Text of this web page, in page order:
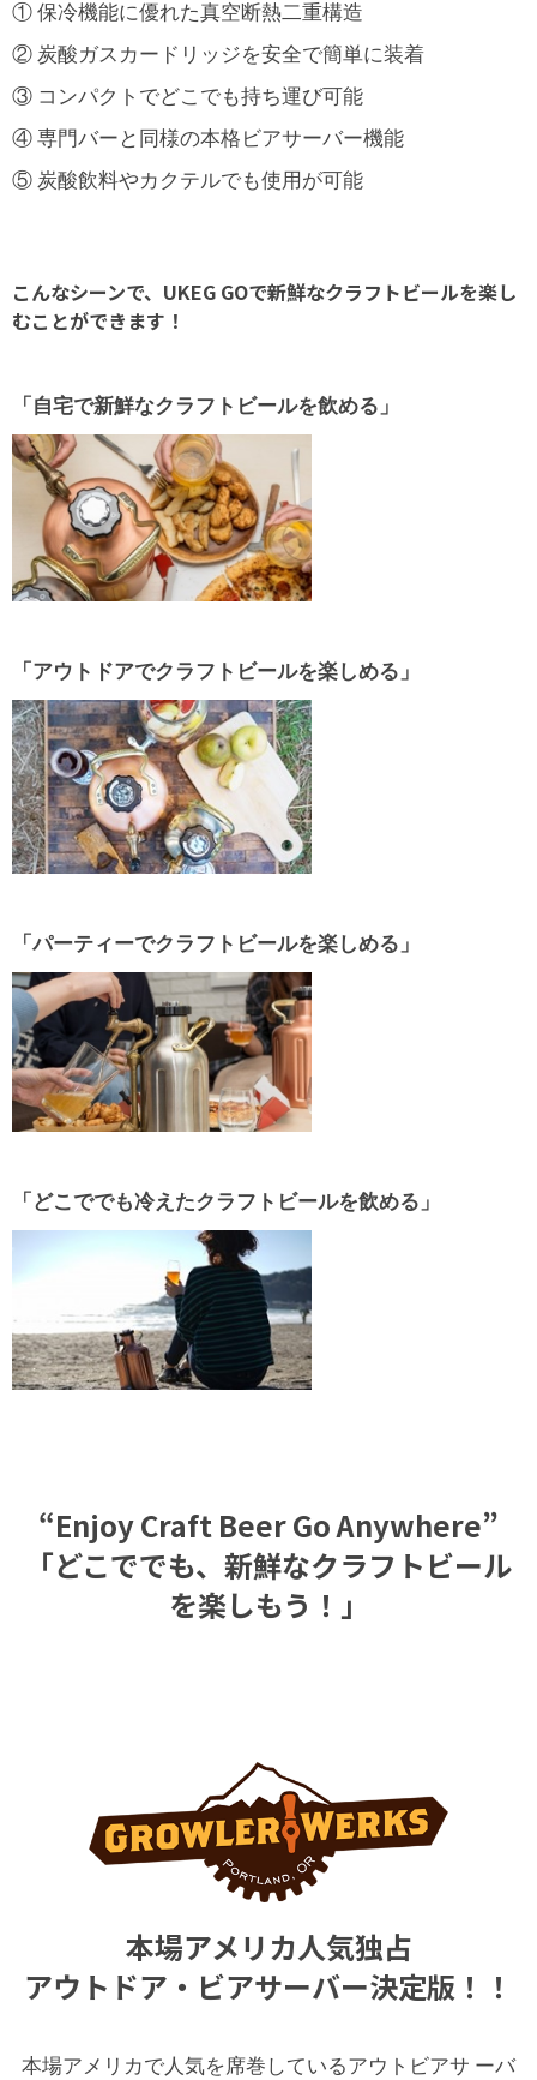
① 保冷機能に優れた真空断熱二重構造
② 炭酸ガスカードリッジを安全で簡単に装着
③ コンパクトでどこでも持ち運び可能
④ 専門バーと同様の本格ビアサーバー機能
⑤ 炭酸飲料やカクテルでも使用が可能
こんなシーンで、UKEG GOで新鮮なクラフトビールを楽し
むことができます！
「自宅で新鮮なクラフトビールを飲める」
「アウトドアでクラフトビールを楽しめる」
「パーティーでクラフトビールを楽しめる」
「どこででも冷えたクラフトビールを飲める」
“Enjoy Craft Beer Go Anywhere”
「どこででも、新鮮なクラフトビール
を楽しもう！」
本場アメリカ人気独占
アウトドア・ビアサーバー決定版！！
本場アメリカで人気を席巻しているアウトビアサ ーバ